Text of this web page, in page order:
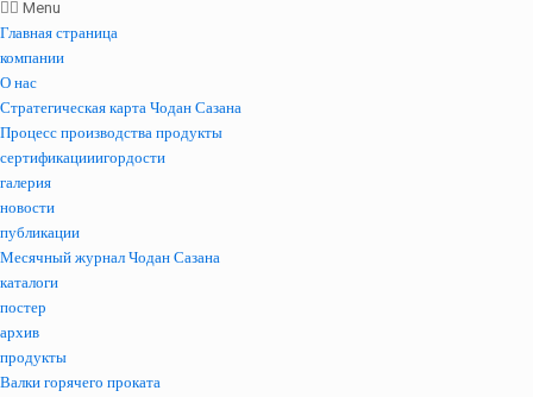
Menu
Главная страница
компании
О нас
Стратегическая карта Чодан Сазана
Процесс производства продукты
сертификацииигордости
галерия
новости
публикации
Месячный журнал Чодан Сазана
каталоги
постер
архив
продукты
Валки горячего проката